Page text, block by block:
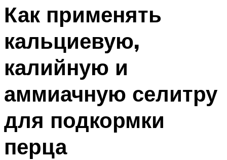
Как применять
кальциевую,
калийную и
аммиачную селитру
для подкормки
перца